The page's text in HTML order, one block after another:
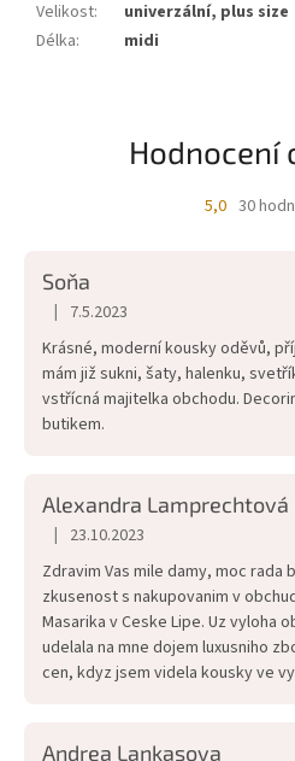
Velikost:
univerzální, plus size
Délka: midi
Hodnocení
5,0
5
30
Soňa
Hodnocení obchodu je 5 z 5
| 7.5.2023
Krásné, moderní kousky oděvů,
mám již sukni, šaty, halenku,
vstřícná majitelka obchodu.
butikem.
Alexandra Lamprechtová
Hodnocení obchodu je 5 z 5
| 23.10.2023
Zdravim Vas mile damy, moc rada
zkusenost s nakupovanim v
Masarika v Ceske Lipe. Uz vyloha
udelala na mne dojem luxusniho
cen, kdyz jsem videla kousky ve
prechazet regaly s
Andrea Lankasova